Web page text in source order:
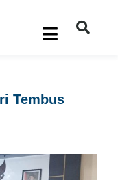
Tembus